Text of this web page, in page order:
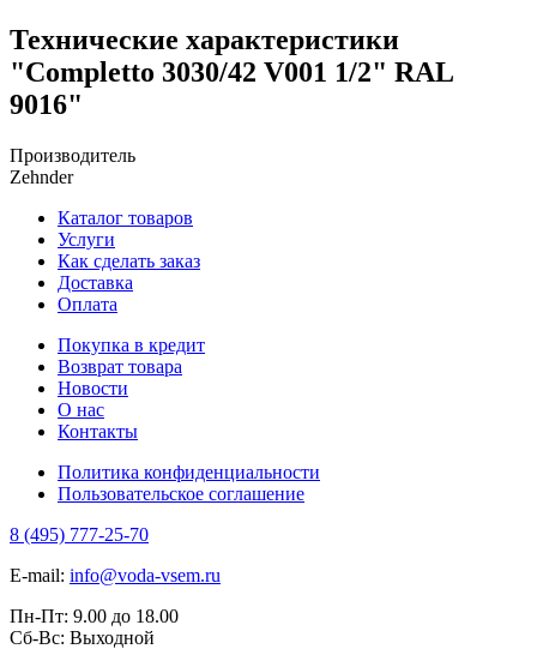
Технические характеристики
"Completto 3030/42 V001 1/2" RAL
9016"
Производитель
Zehnder
Каталог товаров
Услуги
Как сделать заказ
Доставка
Оплата
Покупка в кредит
Возврат товара
Новости
О нас
Контакты
Политика конфиденциальности
Пользовательское соглашение
8 (495) 777-25-70
E-mail: info@voda-vsem.ru
Пн-Пт: 9.00 до 18.00
Сб-Вс: Выходной